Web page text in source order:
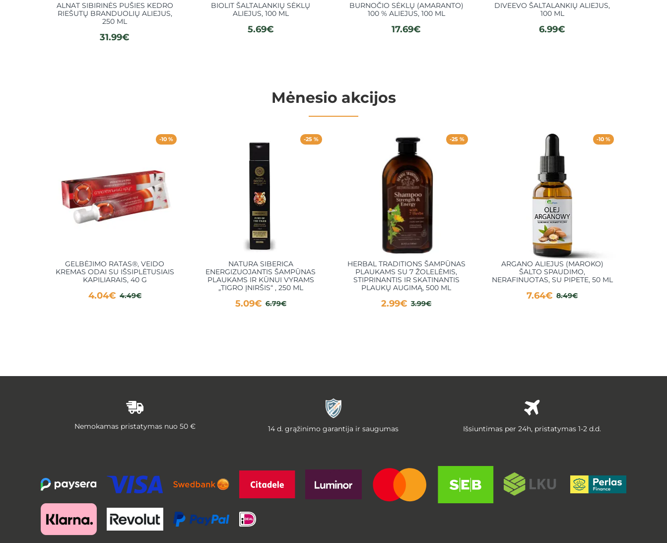
ALNAT SIBIRINĖS PUŠIES KEDRO
RIEŠUTŲ BRANDUOLIŲ ALIEJUS,
250 ML
31.99€
BIOLIT ŠALTALANKIŲ SĖKLŲ
ALIEJUS, 100 ML
5.69€
BURNOČIO SĖKLŲ (AMARANTO)
100 % ALIEJUS, 100 ML
17.69€
DIVEEVO ŠALTALANKIŲ ALIEJUS,
100 ML
6.99€
Mėnesio akcijos
-10 %
GELBĖJIMO RATAS®, VEIDO
KREMAS ODAI SU IŠSIPLĖTUSIAIS
KAPILIARAIS, 40 G
4.04€ 4.49€
-25 %
NATURA SIBERICA
ENERGIZUOJANTIS ŠAMPŪNAS
PLAUKAMS IR KŪNUI VYRAMS
„TIGRO ĮNIRŠIS“ , 250 ML
5.09€ 6.79€
-25 %
HERBAL TRADITIONS ŠAMPŪNAS
PLAUKAMS SU 7 ŽOLELĖMIS,
STIPRINANTIS IR SKATINANTIS
PLAUKŲ AUGIMĄ, 500 ML
2.99€ 3.99€
-10 %
ARGANO ALIEJUS (MAROKO)
ŠALTO SPAUDIMO,
NERAFINUOTAS, SU PIPETE, 50 ML
7.64€ 8.49€
Nemokamas pristatymas nuo 50 € 14 d. grąžinimo garantija ir saugumas Išsiuntimas per 24h, pristatymas 1-2 d.d.